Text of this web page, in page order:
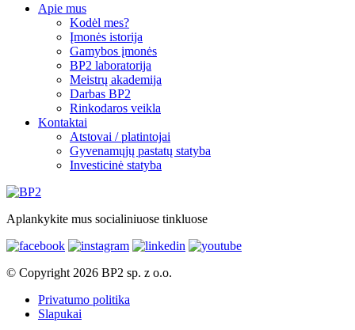
Apie mus
Kodėl mes?
Įmonės istorija
Gamybos įmonės
BP2 laboratorija
Meistrų akademija
Darbas BP2
Rinkodaros veikla
Kontaktai
Atstovai / platintojai
Gyvenamųjų pastatų statyba
Investicinė statyba
Aplankykite mus socialiniuose tinkluose
© Copyright 2026 BP2 sp. z o.o.
Privatumo politika
Slapukai